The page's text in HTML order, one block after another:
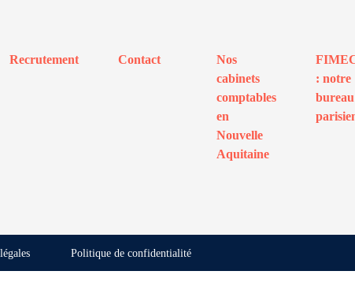
Recrutement Contact
Nos
cabinets
comptables
en
Nouvelle
Aquitaine
: notre
bureau
Politique de confidentialité